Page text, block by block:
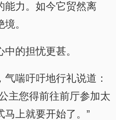
能力。如今它贸然离
。
的担忧更甚。
喘吁吁地行礼说道：
主您得前往前厅参加太
上就要开始了。”